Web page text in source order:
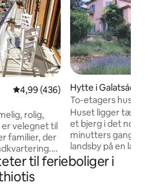
4,99 ud af 5 i gennemsnitlig
4,99 (436)
rolig,
er velegnet til
familier, der
beliggenhed,
de kan kigge
Hytte i Galatsádes
To-etagers hus i
Huset ligger tæt
et bjerg i det
minutters gang
landsby på en
skoven. Med en
Volos og det
til ferieboliger i